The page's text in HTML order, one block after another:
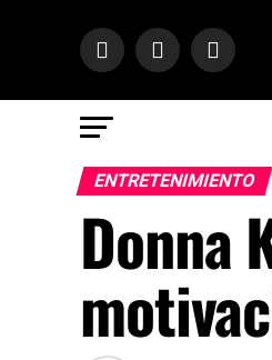
ENTRETENIMIENTO
Donna